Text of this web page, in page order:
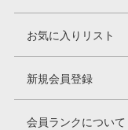
お気に入りリスト
新規会員登録
会員ランクについて